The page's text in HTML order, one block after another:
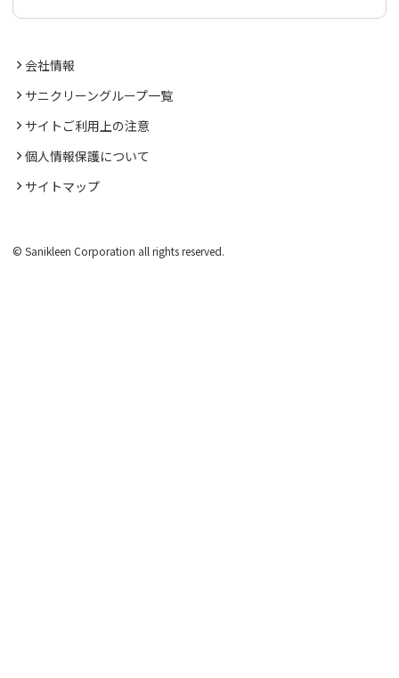
会社情報
サニクリーングループ一覧
サイトご利用上の注意
個人情報保護について
サイトマップ
© Sanikleen Corporation all rights reserved.